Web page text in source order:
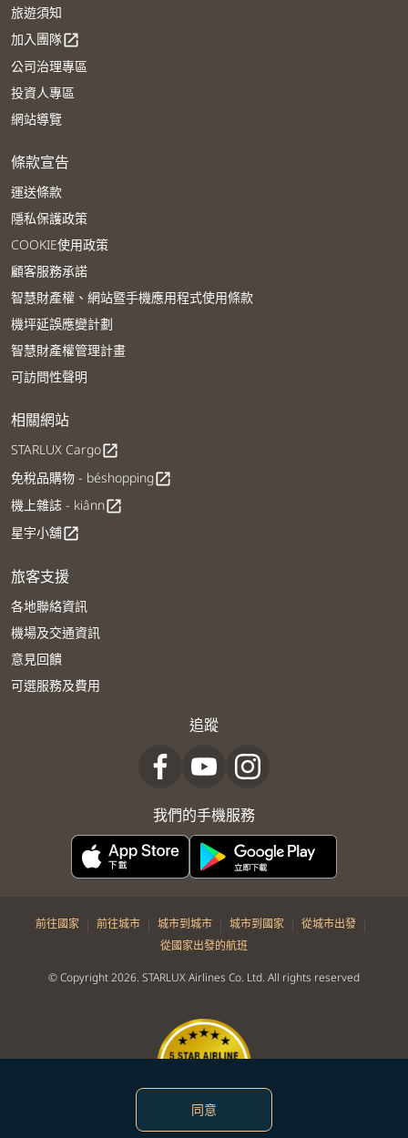
同意
旅遊須知
加入團隊open_in_new
公司治理專區
投資人專區
網站導覽
條款宣告
運送條款
隱私保護政策
COOKIE使用政策
顧客服務承諾
智慧財產權、網站暨手機應用程式使用條款
機坪延誤應變計劃
智慧財產權管理計畫
可訪問性聲明
相關網站
STARLUX Cargoopen_in_new
免稅品購物 - béshoppingopen_in_new
機上雜誌 - kiânnopen_in_new
星宇小舖open_in_new
旅客支援
各地聯絡資訊
機場及交通資訊
意見回饋
可選服務及費用
追蹤
我們的手機服務
前往國家 | 前往城市 | 城市到城市 | 城市到國家 | 從城市出發 |
從國家出發的航班
© Copyright 2026. STARLUX Airlines Co. Ltd. All rights reserved